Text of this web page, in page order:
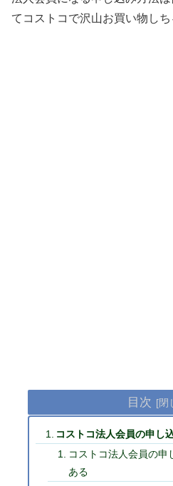
てコストコで沢山お買い物し
目次
コストコ法人会員の申し
コストコ法人会員の申
ある